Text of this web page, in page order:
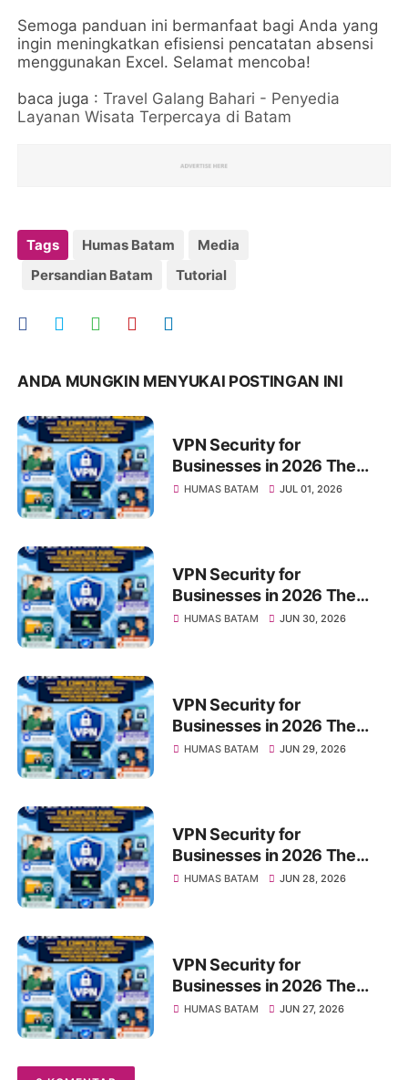
Semoga panduan ini bermanfaat bagi Anda yang
ingin meningkatkan efisiensi pencatatan absensi
menggunakan Excel. Selamat mencoba!
baca juga :Travel Galang Bahari - Penyedia
Layanan Wisata Terpercaya di Batam
Tags Humas Batam
Media
Persandian Batam
Tutorial
ANDA MUNGKIN MENYUKAI POSTINGAN INI
VPN Security for
Businesses in 2026 The
Complete Guide to Secure
Privacy, Sensitive Data
Protection, and Building a
Future-Ready VPN Strategy
HUMAS BATAM JUL 01, 2026
VPN Security for
Businesses in 2026 The
Complete Guide to Secure
Privacy, Sensitive Data
Protection, and Building a
Future-Ready VPN Strategy
HUMAS BATAM JUN 30, 2026
VPN Security for
Businesses in 2026 The
Complete Guide to Secure
Privacy, Sensitive Data
Protection, and Building a
Future-Ready VPN Strategy
HUMAS BATAM JUN 29, 2026
VPN Security for
Businesses in 2026 The
Complete Guide to Secure
Privacy, Sensitive Data
Protection, and Building a
Future-Ready VPN Strategy
HUMAS BATAM JUN 28, 2026
VPN Security for
Businesses in 2026 The
Complete Guide to Secure
HUMAS BATAM JUN 27, 2026